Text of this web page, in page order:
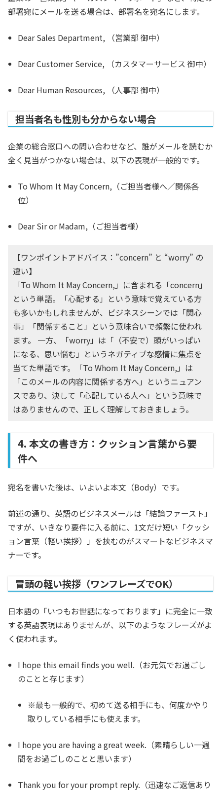
部署宛にメールを送る場合は、部署名を宛名にします。
Dear Sales Department, （営業部 御中）
Dear Customer Service, （カスタマーサービス 御中）
Dear Human Resources, （人事部 御中）
担当者名も性別も分からない場合
企業の総合窓口への問い合わせなど、誰がメールを読むか
全く見当がつかない場合は、以下の表現が一般的です。
To Whom It May Concern, （ご担当者様へ／関係各
位）
Dear Sir or Madam, （ご担当者様）
【ワンポイントアドバイス：”concern” と “worry” の
違い】
「To Whom It May Concern,」に含まれる「concern」
という単語。「心配する」という意味で覚えている方
も多いかもしれませんが、ビジネスシーンでは「関心
事」「関係すること」という意味合いで頻繁に使われ
ます。 一方、「worry」は「（不安で）頭がいっぱい
になる、思い悩む」というネガティブな感情に焦点を
当てた単語です。「To Whom It May Concern,」は
「このメールの内容に関係する方へ」というニュアン
スであり、決して「心配している人へ」という意味で
はありませんので、正しく理解しておきましょう。
4. 本文の書き方：クッション言葉から要
件へ
宛名を書いた後は、いよいよ本文（Body）です。
前述の通り、英語のビジネスメールは「結論ファースト」
ですが、いきなり要件に入る前に、1文だけ短い「クッシ
ョン言葉（軽い挨拶）」を挟むのがスマートなビジネスマ
ナーです。
冒頭の軽い挨拶（ワンフレーズでOK）
日本語の「いつもお世話になっております」に完全に一致
する英語表現はありませんが、以下のようなフレーズがよ
く使われます。
I hope this email finds you well. （お元気でお過ごし
のことと存じます）
※最も一般的で、初めて送る相手にも、何度かやり
取りしている相手にも使えます。
I hope you are having a great week. （素晴らしい一週
間をお過ごしのことと思います）
Thank you for your prompt reply. （迅速なご返信あり